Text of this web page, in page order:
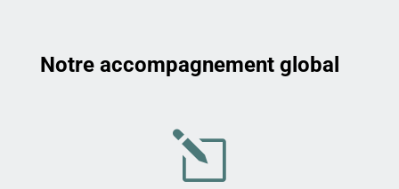
Notre accompagnement global
l